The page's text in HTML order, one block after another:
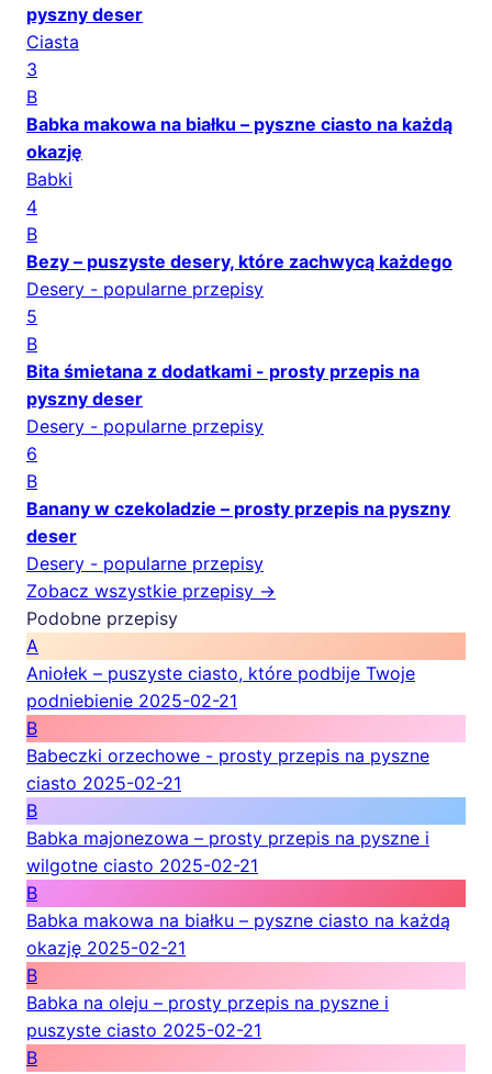
pyszny deser
Ciasta
3
B
Babka makowa na białku – pyszne ciasto na każdą
okazję
Babki
4
B
Bezy – puszyste desery, które zachwycą każdego
Desery - popularne przepisy
5
B
Bita śmietana z dodatkami - prosty przepis na
pyszny deser
Desery - popularne przepisy
6
B
Banany w czekoladzie – prosty przepis na pyszny
deser
Desery - popularne przepisy
Zobacz wszystkie przepisy →
Podobne przepisy
A
Aniołek – puszyste ciasto, które podbije Twoje
podniebienie 2025-02-21
B
Babeczki orzechowe - prosty przepis na pyszne
ciasto 2025-02-21
B
Babka majonezowa – prosty przepis na pyszne i
wilgotne ciasto 2025-02-21
B
Babka makowa na białku – pyszne ciasto na każdą
okazję 2025-02-21
B
Babka na oleju – prosty przepis na pyszne i
puszyste ciasto 2025-02-21
B